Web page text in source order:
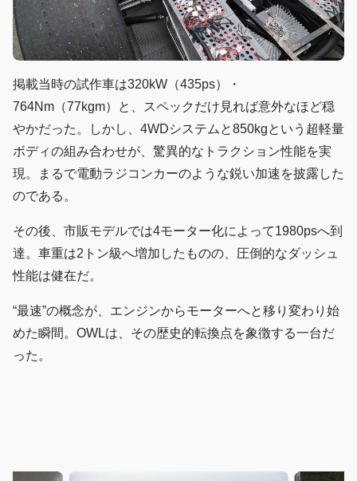
掲載当時の試作車は320kW（435ps）・
764Nm（77kgm）と、スペックだけ見れば意外なほど穏
やかだった。しかし、4WDシステムと850kgという超軽量
ボディの組み合わせが、驚異的なトラクション性能を実
現。まるで電動ラジコンカーのような鋭い加速を披露した
のである。
その後、市販モデルでは4モーター化によって1980psへ到
達。車重は2トン級へ増加したものの、圧倒的なダッシュ
性能は健在だ。
“最速”の概念が、エンジンからモーターへと移り変わり始
めた瞬間。OWLは、その歴史的転換点を象徴する一台だ
った。